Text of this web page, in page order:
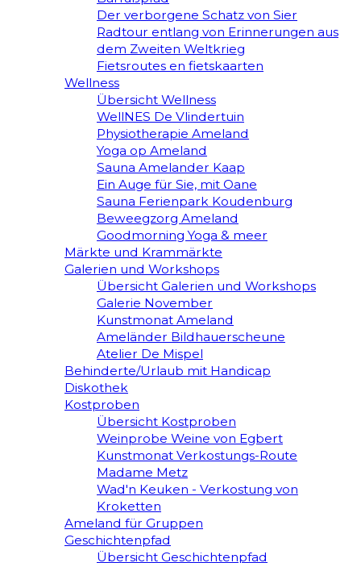
Der verborgene Schatz von Sier
Radtour entlang von Erinnerungen aus
dem Zweiten Weltkrieg
Fietsroutes en fietskaarten
Wellness
Übersicht Wellness
WellNES De Vlindertuin
Physiotherapie Ameland
Yoga op Ameland
Sauna Amelander Kaap
Ein Auge für Sie, mit Oane
Sauna Ferienpark Koudenburg
Beweegzorg Ameland
Goodmorning Yoga & meer
Märkte und Krammärkte
Galerien und Workshops
Übersicht Galerien und Workshops
Galerie November
Kunstmonat Ameland
Ameländer Bildhauerscheune
Atelier De Mispel
Behinderte/Urlaub mit Handicap
Diskothek
Kostproben
Übersicht Kostproben
Weinprobe Weine von Egbert
Kunstmonat Verkostungs-Route
Madame Metz
Wad'n Keuken - Verkostung von
Kroketten
Ameland für Gruppen
Geschichtenpfad
Übersicht Geschichtenpfad